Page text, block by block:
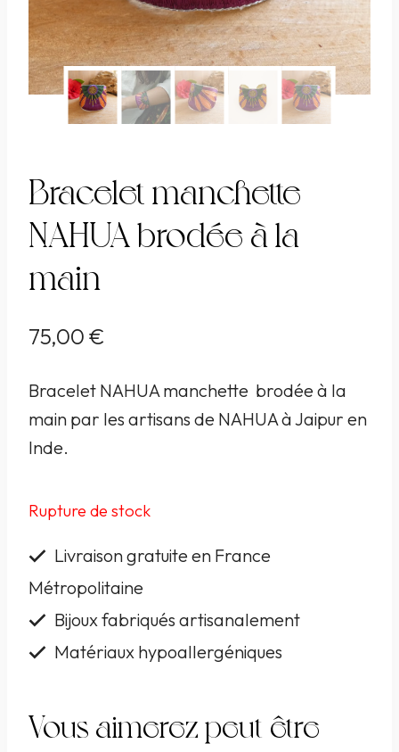
Bracelet manchette
NAHUA brodée à la
main
75,00€
Bracelet NAHUA manchette brodée à la
main par les artisans de NAHUA à Jaipur en
Inde.
Rupture de stock
Livraison gratuite en France
Métropolitaine
Bijoux fabriqués artisanalement
Matériaux hypoallergéniques
Vous aimerez peut-être